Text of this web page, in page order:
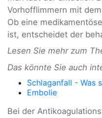
Vorhofflimmern mit
Ob eine
ist, entscheidet der
Lesen Sie mehr zum
Das könnte Sie auch
Schlaganfall - Was
Embolie
Bei der